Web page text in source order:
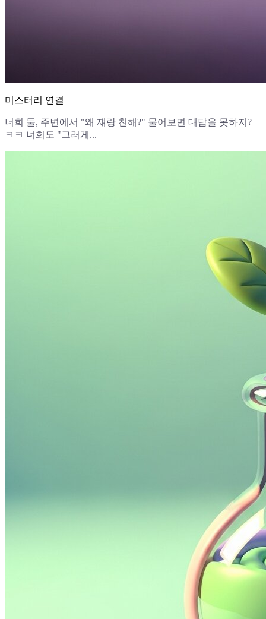
미스터리 연결
너희 둘, 주변에서 "왜 쟤랑 친해?" 물어보면 대답을 못하지?
ㅋㅋ 너희도 "그러게...